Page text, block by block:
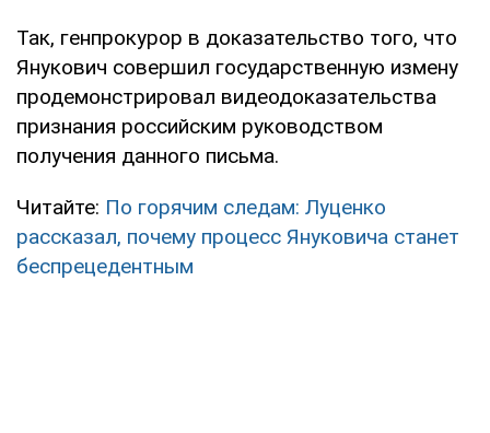
Так, генпрокурор в доказательство того, что
Янукович совершил государственную измену
продемонстрировал видеодоказательства
признания российским руководством
получения данного письма.
Читайте: По горячим следам: Луценко
рассказал, почему процесс Януковича станет
беспрецедентным